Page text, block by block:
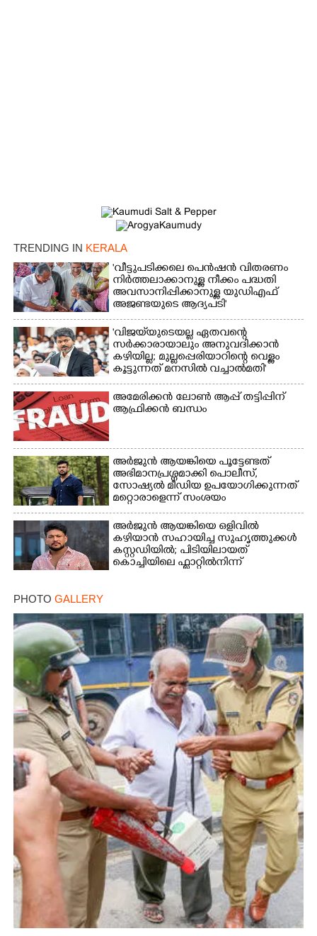
TRENDING IN KERALA
'വീട്ടുപടിക്കലെ പെൻഷൻ വിതരണം
നിർത്തലാക്കാനുള്ള നീക്കം പദ്ധതി
അവസാനിപ്പിക്കാനുള്ള യുഡിഎഫ്
അജണ്ടയുടെ ആദ്യപടി'
'വിജയ്‌യുടെയല്ല ഏതവന്റെ
സർക്കാരായാലും അനുവദിക്കാൻ
കഴിയില്ല; മുല്ലപ്പെരിയാറിന്റെ വെള്ളം
കൂട്ടുന്നത് മനസിൽ വച്ചാൽമതി'
അമേരിക്കൻ ലോൺ ആപ്പ് തട്ടിപ്പിന്
ആഫ്രിക്കൻ ബന്ധം
അർജുൻ ആയങ്കിയെ പൂട്ടേണ്ടത്
അഭിമാനപ്രശ്നമാക്കി പൊലീസ്,
സാേഷ്യൽ മീഡിയ ഉപയോഗിക്കുന്നത്
മറ്റൊരാളെന്ന് സംശയം
അർജുൻ ആയങ്കിയെ ഒളിവിൽ
കഴിയാൻ സഹായിച്ച സുഹൃത്തുക്കൾ
കസ്റ്റഡിയിൽ; പിടിയിലായത്
കൊച്ചിയിലെ ഫ്ലാറ്റിൽനിന്ന്
PHOTO GALLERY